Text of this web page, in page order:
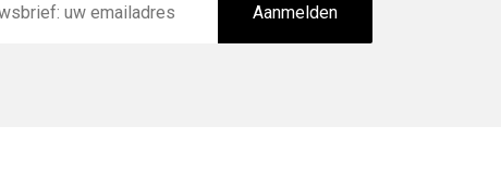
Aanmelden